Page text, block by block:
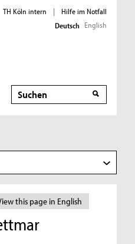
TH Köln intern |
Hilfe im Notfall
Deutsch English
Suche
this page in English